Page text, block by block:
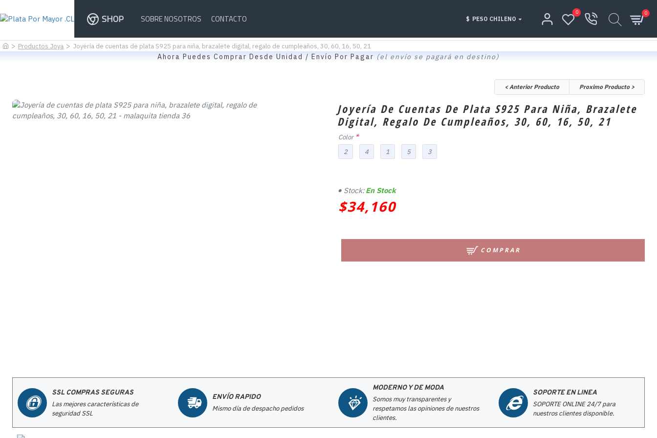
SHOP SOBRE NOSOTROS CONTACTO $ PESO CHILENO
0 0
Productos Joya Joyería de cuentas de plata S925 para niña, brazalete digital, regalo de cumpleaños, 30, 60, 16, 50, 21
Ahora Puedes Comprar Desde Unidad / Envío Por Pagar (el envío se pagará en destino)
< Anterior Producto Proximo Producto >
Joyería De Cuentas De Plata S925 Para Niña, Brazalete
Digital, Regalo De Cumpleaños, 30, 60, 16, 50, 21
$34,160
Stock: En Stock
Color
2
4 1 5 3
COMPRAR
SSL COMPRAS SEGURAS
Las mejores características de
seguridad SSL
ENVÍO RAPIDO
Mismo día de despacho pedidos
MODERNO Y DE MODA
Somos muy transparentes y
respetamos las opiniones de nuestros
clientes.
SOPORTE EN LINEA
SOPORTE ONLINE 24/7 para
nuestros clientes disponible.